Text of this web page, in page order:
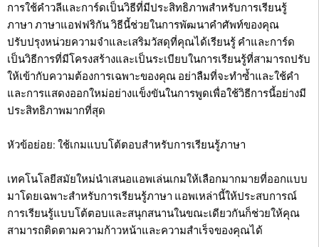
การใช้คำวลีและการ์ดเป็นวิธีที่มีประสิทธิภาพสำหรับการเรียนรู้
ภาษา ภาษาแอฟฟริกัน วิธีนี้ช่วยในการพัฒนาคำศัพท์ของคุณ
ปรับปรุงหน่วยความจำและเสริมวัสดุที่คุณได้เรียนรู้ คำและการ์ด
เป็นวิธีการที่มีโครงสร้างและเป็นระเบียบในการเรียนรู้ที่สามารถปรับ
ให้เข้ากับความต้องการเฉพาะของคุณ อย่าลืมที่จะทำซ้ำและใช้คำ
และการแสดงออกใหม่อย่างแข็งขันในการพูดเพื่อใช้วิธีการนี้อย่างมี
ประสิทธิภาพมากที่สุด
หัวข้อย่อย: ใช้เกมแบบโต้ตอบสำหรับการเรียนรู้ภาษา
เทคโนโลยีสมัยใหม่นำเสนอแอพเล่นเกมให้เลือกมากมายที่ออกแบบ
มาโดยเฉพาะสำหรับการเรียนรู้ภาษา แอพเหล่านี้ให้ประสบการณ์
การเรียนรู้แบบโต้ตอบและสนุกสนานในขณะเดียวกันก็ช่วยให้คุณ
สามารถติดตามความก้าวหน้าและความสำเร็จของคุณได้